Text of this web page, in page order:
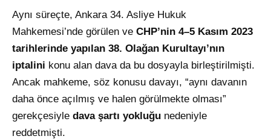
Aynı süreçte, Ankara 34. Asliye Hukuk
Mahkemesi’nde görülen ve CHP’nin 4–5 Kasım 2023
tarihlerinde yapılan 38. Olağan Kurultayı’nın
iptalini konu alan dava da bu dosyayla birleştirilmişti.
Ancak mahkeme, söz konusu davayı, “aynı davanın
daha önce açılmış ve halen görülmekte olması”
gerekçesiyle dava şartı yokluğu nedeniyle
reddetmişti.